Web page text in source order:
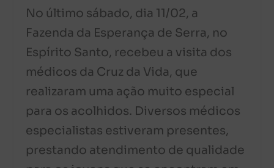
No último sábado, dia 11/02, a
Fazenda da Esperança de Serra, no
Espírito Santo, recebeu a visita dos
médicos da Cruz da Vida, que
realizaram uma ação muito especial
para os acolhidos. Diversos médicos
especialistas estiveram presentes,
prestando atendimento de qualidade